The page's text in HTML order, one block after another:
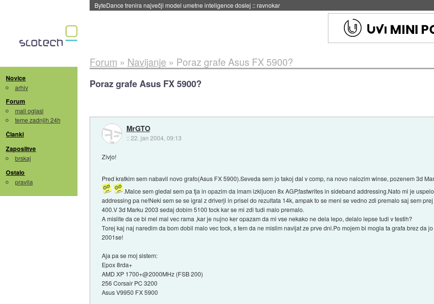
Spletne strani začele streči oglase za agente umetne inteligence::danes ob 21:23
Novice
arhiv
Forum
mali oglasi
teme zadnjih 24h
Članki
Zaposlitve
brskaj
Ostalo
pravila
Forum » Navijanje » Poraz grafe Asus FX 5900?
Poraz grafe Asus FX 5900?
MrGTO
::22. jan 2004, 09:13
Zivjo!
Pred kratkim sem nabavil novo grafo(Asus FX 5900).Seveda sem jo takoj dal v comp, na novo nalozim winse, pozenem 3d
.Malce sem gledal sem pa tja in opazim da imam izkljucen 8x AGP,fastwrites in sideband addressing.Nato mi je
addressing pa ne!Neki sem se se igral z driverji in prisel do rezultata 14k, ampak to se meni se vedno zdi premalo saj sem
400.V 3d Marku 2003 sedaj dobim 5100 tock kar se mi zdi tudi malo premalo.
A mislite da ce bi mel mal vec rama ,kar je nujno ker opazam da mi vse nekako ne dela lepo, delalo lepse tudi v testih?
Torej kaj naj naredim da bom dobil malo vec tock, s tem da ne mislim navijat ze prve dni.Po mojem bi mogla ta grafa brez da
2001se!
Aja pa se moj sistem:
Epox 8rda+
AMD XP 1700+@2000MHz (FSB 200)
256 Corsair PC 3200
Asus V9950 FX 5900